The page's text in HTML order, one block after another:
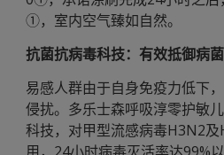
①，室内空气臻如自然。
抗菌抗病毒科技：有效抵御病
易感人群由于自身免疫力低下
侵扰。多乐士森呼吸淳零护敏
科技，对甲型流感病毒H3N2